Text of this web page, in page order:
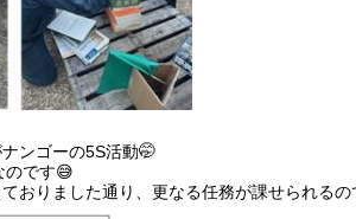
ンゴーの5S活動🤭
のです😅
おりました通り、更なる任務が課せられるの